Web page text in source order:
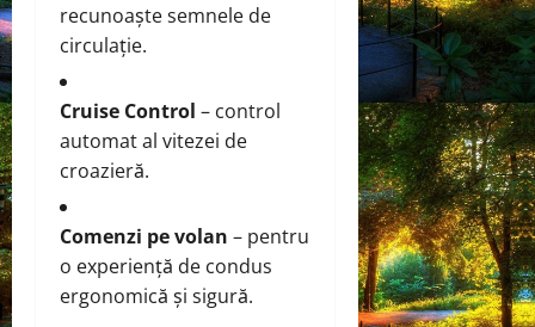
recunoaște semnele de
circulație.
Cruise Control – control
automat al vitezei de
croazieră.
Comenzi pe volan – pentru
o experiență de condus
ergonomică și sigură.